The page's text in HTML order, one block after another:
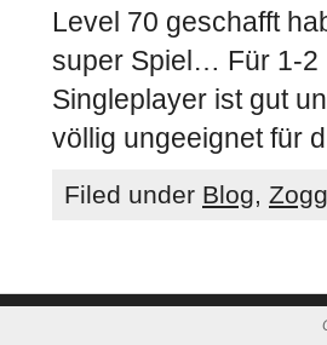
Level 70 geschafft
super Spiel… Für 1-2
Singleplayer ist gut
völlig ungeeignet für
Filed under Blog,